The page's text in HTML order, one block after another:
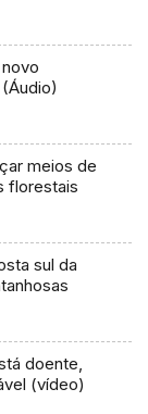
meios de
florestais
sul da
doente,
(vídeo)